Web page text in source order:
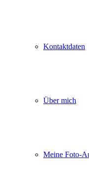
Kontaktdaten
Über mich
Meine Foto-